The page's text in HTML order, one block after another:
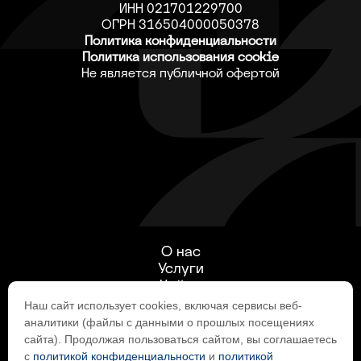
ИНН 021701229700
ОГРН 316504000050378
Политика конфиденциальности
Политика использования cookie
Не является публичной офертой
О нас
Услуги
Кейсы
Производство
Интернет-магазин
Контакты
Наш сайт использует cookies, включая сервисы веб-
аналитики (файлы с данными о прошлых посещениях
сайта). Продолжая пользоваться сайтом, вы соглашаетесь
с политикой конфиденциальности и политикой